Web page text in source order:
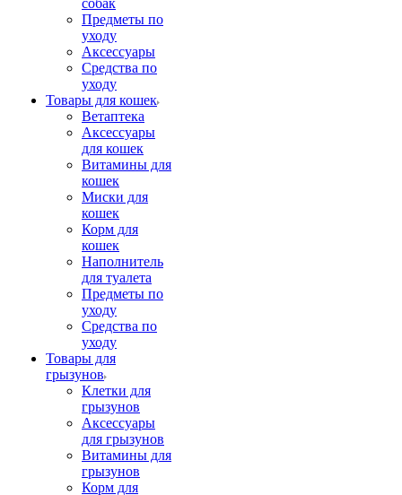
собак
Предметы по
уходу
Аксессуары
Средства по
уходу
Товары для кошек
Ветаптека
Аксессуары
для кошек
Витамины для
кошек
Миски для
кошек
Корм для
кошек
Наполнитель
для туалета
Предметы по
уходу
Средства по
уходу
Товары для
грызунов
Клетки для
грызунов
Аксессуары
для грызунов
Витамины для
грызунов
Корм для